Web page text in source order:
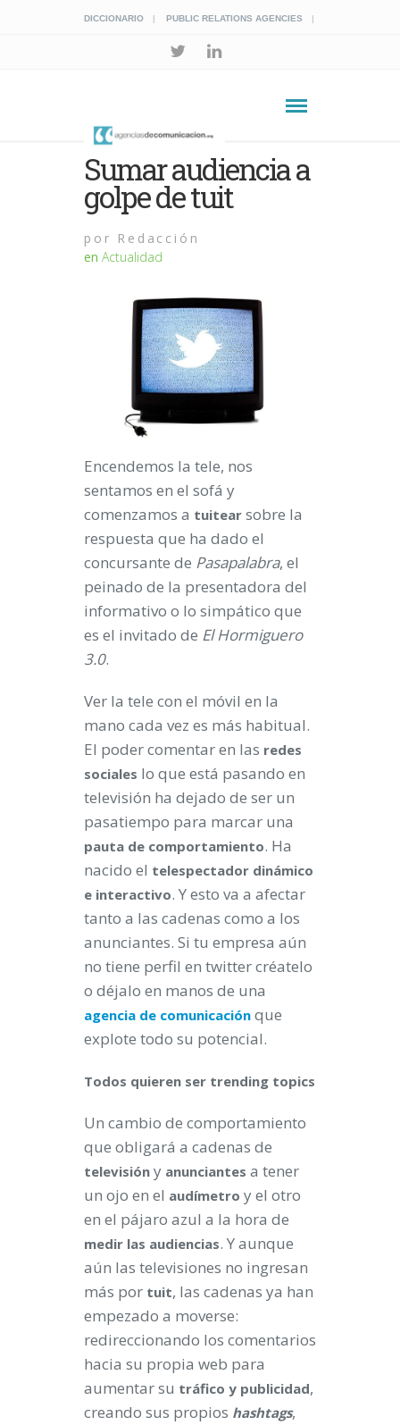
DICCIONARIO PUBLIC RELATIONS AGENCIES
Sumar audiencia a
golpe de tuit
por Redacción
en Actualidad
Encendemos la tele, nos
sentamos en el sofá y
comenzamos a tuitear sobre la
respuesta que ha dado el
concursante de Pasapalabra, el
peinado de la presentadora del
informativo o lo simpático que
es el invitado de El Hormiguero
3.0.
Ver la tele con el móvil en la
mano cada vez es más habitual.
El poder comentar en las redes
sociales lo que está pasando en
televisión ha dejado de ser un
pasatiempo para marcar una
pauta de comportamiento. Ha
nacido el telespectador dinámico
e interactivo. Y esto va a afectar
tanto a las cadenas como a los
anunciantes. Si tu empresa aún
no tiene perfil en twitter créatelo
o déjalo en manos de una
agencia de comunicación que
explote todo su potencial.
Todos quieren ser trending topics
Un cambio de comportamiento
que obligará a cadenas de
televisión y anunciantes a tener
un ojo en el audímetro y el otro
en el pájaro azul a la hora de
medir las audiencias. Y aunque
aún las televisiones no ingresan
más por tuit, las cadenas ya han
empezado a moverse:
redireccionando los comentarios
hacia su propia web para
aumentar su tráfico y publicidad,
creando sus propios hashtags,